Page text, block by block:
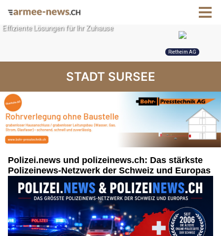
STADT SURSEE
Polizei.news und polizeinews.ch: Das stärkste
Polizeinews-Netzwerk der Schweiz und Europas